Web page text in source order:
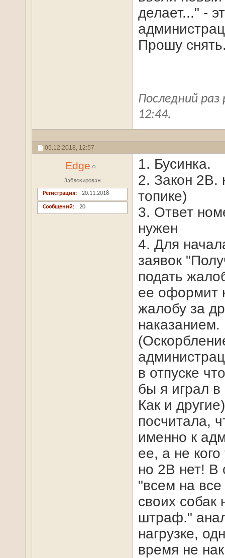
делает..." -
Прошу
Последний раз
12:44.
05.12.2018, 12:57
Edge
Заблокирован
Регистрация 20.11.2018
Сообщений 20
1. Бусинка.
2. Закон 2В.
топике)
3. Ответ
нужен
4. Для
заявок
подать
ее оформит
жалобу за
наказанием.
в отпуске
бы я играл в
Как и
посчитала,
именно к
ее, а не
но 2В нет! В
"всем на все
своих собак
штраф."
нагрузке,
время не